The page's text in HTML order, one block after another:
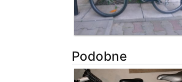
Podobne